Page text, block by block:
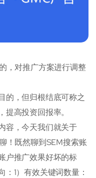
，对推广方案进行调整
的，但归根结底可称之
高投资回报率。
容，今天我们就关于
！既然聊到SEM搜索账
户推广效果好坏的标
1）有效关键词数量：